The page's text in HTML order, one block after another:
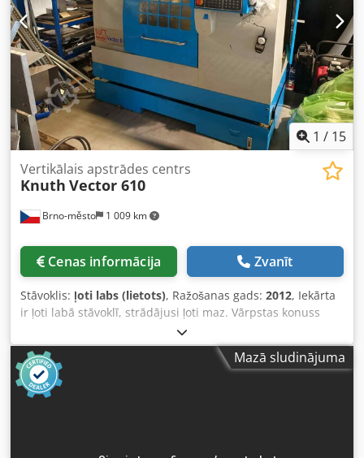
1 / 15
Brno-město 1 009 km
Vertikālais apstrādes centrs
Knuth Vector 610
Cenas informācija Zvanīt
Stāvoklis: ļoti labs (lietots), Ražošanas gads: 2012, Iekārta
ir ļoti labā stāvoklī, strādājusi ļoti maz. Vārpstas konuss
#40. Vārpstas apgriezieni 8000. Instrumentu magazīna 16
pozīcijas. Galda garums 750 mm. Galda platums 400 mm. X
ass pārvietojums 610 mm. Y ass pārvietojums 400 mm. Z
ass pārvietojums 460 mm. Daudzasu apstrāde: 3 asis.
Vadība: FANUC. Crjdpfx Aozf Aq Hspysf
Mazā sludinājuma